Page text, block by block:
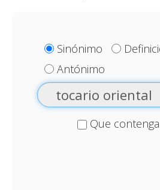
Sinónimo
Antónimo
Que contenga